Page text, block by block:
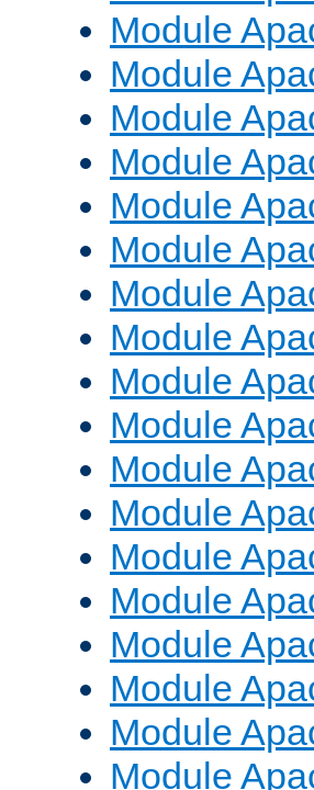
Module
Module
Module
Module
Module
Module
Module
Module
Module
Module
Module
Module
Module
Module
Module
Module
Module
Module